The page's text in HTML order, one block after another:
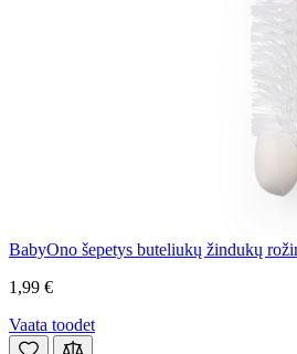
BabyOno šepetys buteliukų žindukų
1,99 €
Vaata toodet